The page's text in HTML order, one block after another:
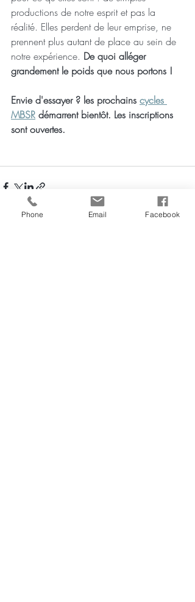
productions de notre esprit et pas la
réalité. Elles perdent de leur emprise, ne
prennent plus autant de place au sein de
notre expérience. De quoi alléger
grandement le poids que nous portons !
Envie d'essayer ? les prochains cycles
MBSR démarrent bientôt. Les inscriptions
sont ouvertes.
Phone Email Facebook